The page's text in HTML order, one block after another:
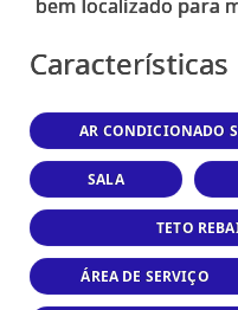
Características
AR CONDICIONADO
SALA
TETO
ÁREA DE SERVIÇO